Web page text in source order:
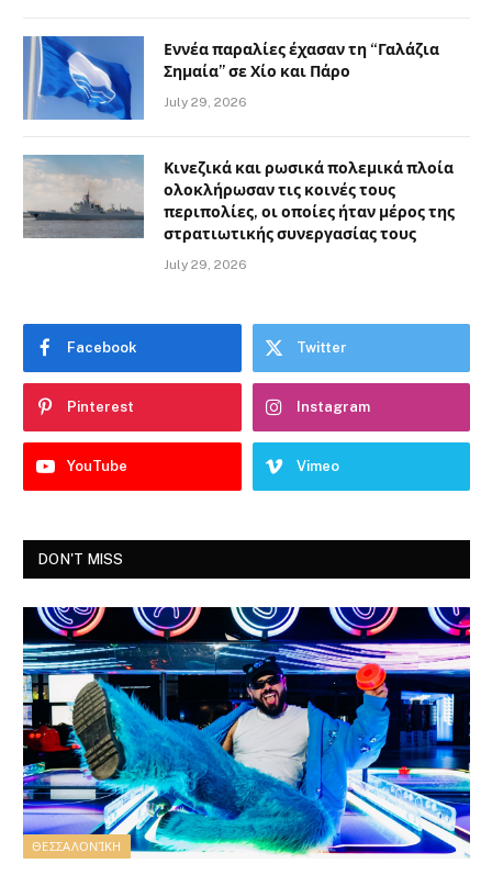
Εννέα παραλίες έχασαν τη “Γαλάζια
Σημαία” σε Χίο και Πάρο
July 29, 2026
Κινεζικά και ρωσικά πολεμικά πλοία
ολοκλήρωσαν τις κοινές τους
περιπολίες, οι οποίες ήταν μέρος της
στρατιωτικής συνεργασίας τους
July 29, 2026
Facebook Twitter
Pinterest Instagram
YouTube Vimeo
DON'T MISS
ΘΕΣΣΑΛΟΝΊΚΗ